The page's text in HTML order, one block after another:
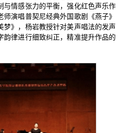
与情感张力的平衡，强化红色声乐作
演唱普契尼经典外国歌剧《燕子》
梦》，杨岩教授针对美声唱法的发声
韵律进行细致纠正，精准提升作品的